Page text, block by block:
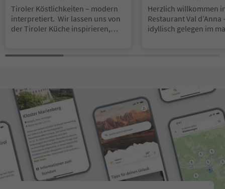
Tiroler Köstlichkeiten – modern
interpretiert. Wir lassen uns von
der Tiroler Küche inspirieren,
mediterranen Akzenten. Neben
Grill. So können Sie bei uns zarte
Steaks und saftige Spareribs
finden, die Sie in einer
entspannten Atmosphäre -
geprägt von schlichter Eleganz
und Gemütlichkeit - genießen
können. Wir empfehlen erlesene
Weine aus Südtirol, Italien und
aus aller Welt im gemütlichen
Ambiente. In der Nebensaison
Herzlich willkommen
Restaurant Val d’Anna
idyllisch gelegen im
der Seceda-Bahn aus.
angenehme Weg ist
Sommer als auch im
kinderwagentauglich.
Restaurant Val d’Anna
ist ein beliebter
ganze Familie. Dank
großzügigen
Kinder viel Platz zum
während die